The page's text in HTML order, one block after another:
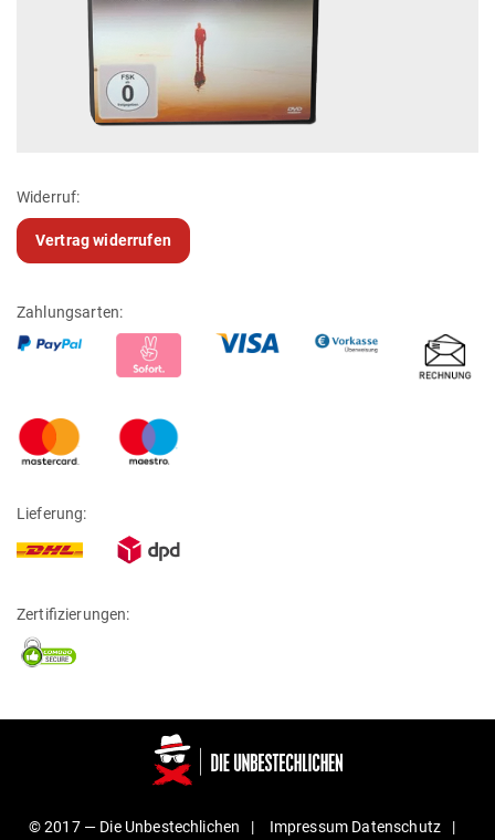
Widerruf:
Vertrag widerrufen
Zahlungsarten:
Lieferung:
Zertifizierungen:
© 2017 — Die Unbestechlichen Impressum Daten­schutz